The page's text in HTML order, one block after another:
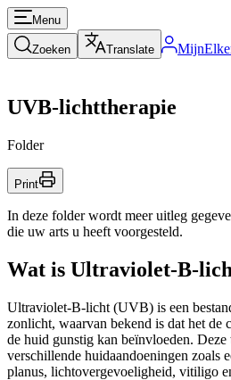
Menu
Zoeken Translate
UVB-lichttherapie
Folder
Print
In deze folder wordt meer uitleg
die uw arts u heeft voorgesteld.
Wat is Ultraviolet-B-
Ultraviolet-B-licht (UVB) is een
zonlicht, waarvan bekend is dat het de
de huid gunstig kan beïnvloeden. Deze
verschillende huidaandoeningen zoals
planus, lichtovergevoeligheid, vitiligo